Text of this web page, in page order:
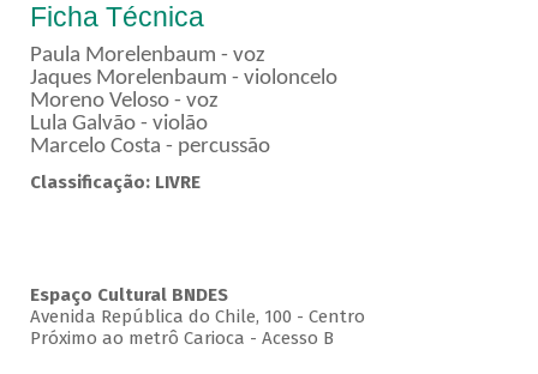
Ficha Técnica
Paula Morelenbaum - voz
Jaques Morelenbaum - violoncelo
Moreno Veloso - voz
Lula Galvão - violão
Marcelo Costa - percussão
Classificação: LIVRE
Espaço Cultural BNDES
Avenida República do Chile, 100 - Centro
Próximo ao metrô Carioca - Acesso B